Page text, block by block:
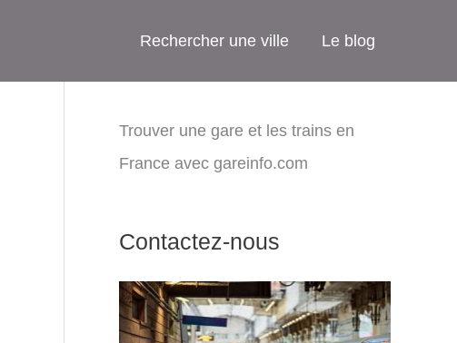
Rechercher une ville Le blog
Trouver une gare et les trains en
France avec gareinfo.com
Contactez-nous